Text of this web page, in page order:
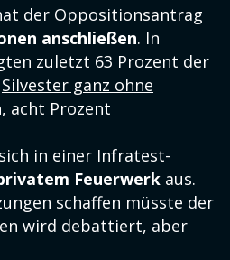
der Oppositionsantrag
anschließen. In
zuletzt 63 Prozent der
Silvester ganz ohne
acht Prozent
in einer Infratest-
Feuerwerk aus.
schaffen müsste der
wird debattiert, aber